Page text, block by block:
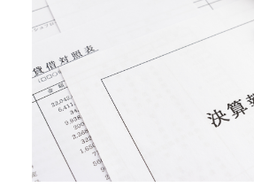
（405事業・経営改
相続税申告代行
BPOサービス
MAS監査